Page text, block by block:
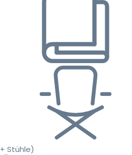
+ Stühle)